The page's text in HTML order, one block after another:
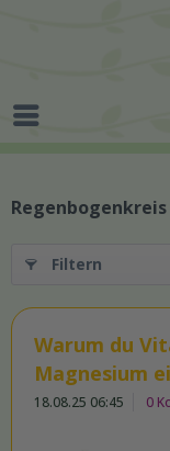
Filtern
Warum du
Magnesium
18.08.25 06:45 0